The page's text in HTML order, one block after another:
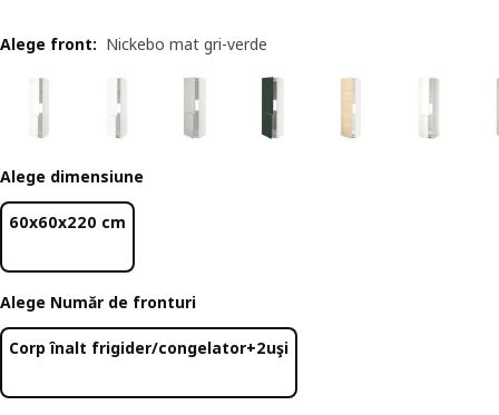
Alege front: Nickebo mat gri-verde
Alege dimensiune
60x60x220 cm
Alege Număr de fronturi
Corp înalt frigider/congelator+2uşi